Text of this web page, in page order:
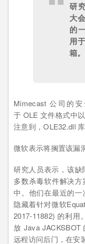
研
大
的
用
箱。
Mimecast 公司的
于 OLE 文件格式中
注意到，OLE32.dll
微软表示将搁置该漏
研究人员表示，该
多数杀毒软件解决
中。他们在最近的
隐藏着针对微软
2017-11882) 的利用
放 Java JACKSBOT
远程访问后门，在安